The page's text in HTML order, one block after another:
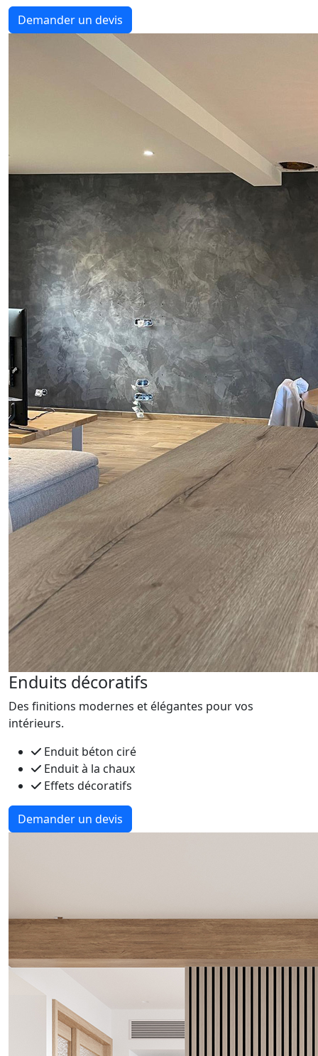
Demander un devis
Enduits décoratifs
Des finitions modernes et élégantes pour vos
intérieurs.
Enduit béton ciré
Enduit à la chaux
Effets décoratifs
Demander un devis